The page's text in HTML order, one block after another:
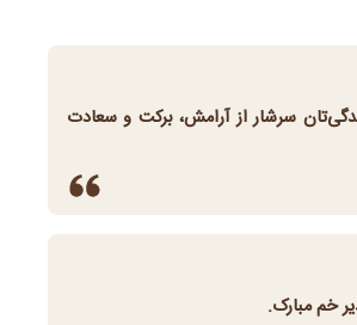
سرشار از آرامش، برکت و سعادت
خم مبارک.